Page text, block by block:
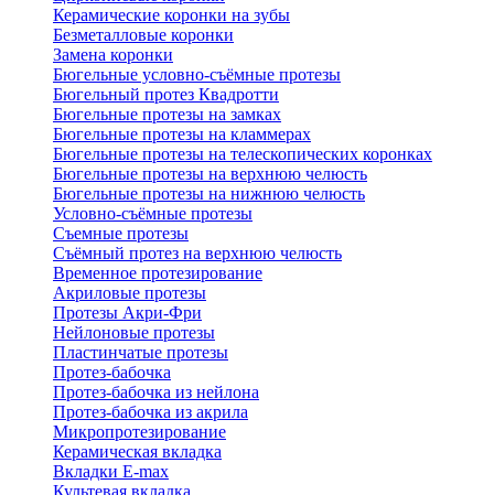
Керамические коронки на зубы
Безметалловые коронки
Замена коронки
Бюгельные условно-съёмные протезы
Бюгельный протез Квадротти
Бюгельные протезы на замках
Бюгельные протезы на кламмерах
Бюгельные протезы на телескопических коронках
Бюгельные протезы на верхнюю челюсть
Бюгельные протезы на нижнюю челюсть
Условно-съёмные протезы
Съемные протезы
Съёмный протез на верхнюю челюсть
Временное протезирование
Акриловые протезы
Протезы Акри-Фри
Нейлоновые протезы
Пластинчатые протезы
Протез-бабочка
Протез-бабочка из нейлона
Протез-бабочка из акрила
Микропротезирование
Керамическая вкладка
Вкладки E-max
Культевая вкладка